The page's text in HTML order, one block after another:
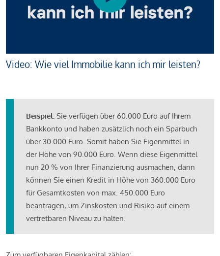
Video: Wie viel Immobilie kann ich mir leisten?
Beispiel: Sie verfügen über 60.000 Euro auf Ihrem
Bankkonto und haben zusätzlich noch ein Sparbuch
über 30.000 Euro. Somit haben Sie Eigenmittel in
der Höhe von 90.000 Euro. Wenn diese Eigenmittel
nun 20 % von Ihrer Finanzierung ausmachen, dann
können Sie einen Kredit in Höhe von 360.000 Euro
für Gesamtkosten von max. 450.000 Euro
beantragen, um Zinskosten und Risiko auf einem
vertretbaren Niveau zu halten.